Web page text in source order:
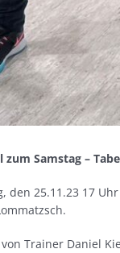
zum Samstag –
den 25.11.23 17
von Trainer Daniel